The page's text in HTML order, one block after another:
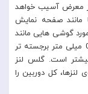
معرض آسیب خواهد
مانند صفحه نمایش
گوشی هایی مانند
سری 13 آیفون که بخش لنز آن‌ها از باقی بدنه 0.7 میلی متر برجسته تر
است. گلس لنز
لنزها، کل دوربین را